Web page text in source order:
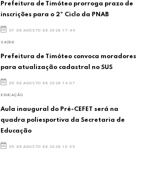
Prefeitura de Timóteo prorroga prazo de
inscrições para o 2º Ciclo da PNAB
07 DE AGOSTO DE 2026 17:44
SAÚDE
Prefeitura de Timóteo convoca moradores
para atualização cadastral no SUS
05 DE AGOSTO DE 2026 14:07
EDUCAÇÃO
Aula inaugural do Pré-CEFET será na
quadra poliesportiva da Secretaria de
Educação
05 DE AGOSTO DE 2026 10:55